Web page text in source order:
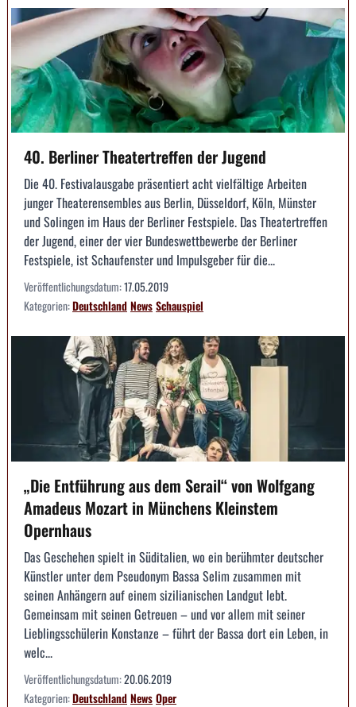
40. Berliner Theatertreffen der Jugend
Die 40. Festivalausgabe präsentiert acht vielfältige Arbeiten
junger Theaterensembles aus Berlin, Düsseldorf, Köln, Münster
und Solingen im Haus der Berliner Festspiele. Das Theatertreffen
der Jugend, einer der vier Bundeswettbewerbe der Berliner
Festspiele, ist Schaufenster und Impulsgeber für die...
Veröffentlichungsdatum:17.05.2019
Kategorien:DeutschlandNewsSchauspiel
„Die Entführung aus dem Serail“ von Wolfgang
Amadeus Mozart in Münchens Kleinstem
Opernhaus
Das Geschehen spielt in Süditalien, wo ein berühmter deutscher
Künstler unter dem Pseudonym Bassa Selim zusammen mit
seinen Anhängern auf einem sizilianischen Landgut lebt.
Gemeinsam mit seinen Getreuen – und vor allem mit seiner
Lieblingsschülerin Konstanze – führt der Bassa dort ein Leben, in
welc...
Veröffentlichungsdatum:20.06.2019
Kategorien:DeutschlandNewsOper